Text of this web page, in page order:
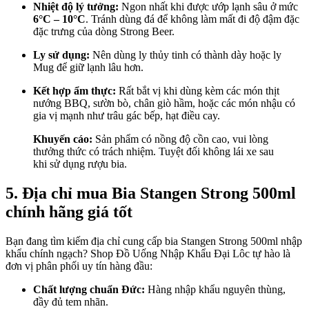
Nhiệt độ lý tưởng: Ngon nhất khi được ướp lạnh sâu ở mức
6°C – 10°C. Tránh dùng đá để không làm mất đi độ đậm đặc
đặc trưng của dòng Strong Beer.
Ly sử dụng: Nên dùng ly thủy tinh có thành dày hoặc ly
Mug để giữ lạnh lâu hơn.
Kết hợp ẩm thực: Rất bắt vị khi dùng kèm các món thịt
nướng BBQ, sườn bò, chân giò hầm, hoặc các món nhậu có
gia vị mạnh như trâu gác bếp, hạt điều cay.
Khuyến cáo: Sản phẩm có nồng độ cồn cao, vui lòng
thưởng thức có trách nhiệm. Tuyệt đối không lái xe sau
khi sử dụng rượu bia.
5. Địa chỉ mua Bia Stangen Strong 500ml
chính hãng giá tốt
Bạn đang tìm kiếm địa chỉ cung cấp bia Stangen Strong 500ml nhập
khẩu chính ngạch? Shop Đồ Uống Nhập Khẩu Đại Lôc tự hào là
đơn vị phân phối uy tín hàng đầu:
Chất lượng chuẩn Đức: Hàng nhập khẩu nguyên thùng,
đầy đủ tem nhãn.